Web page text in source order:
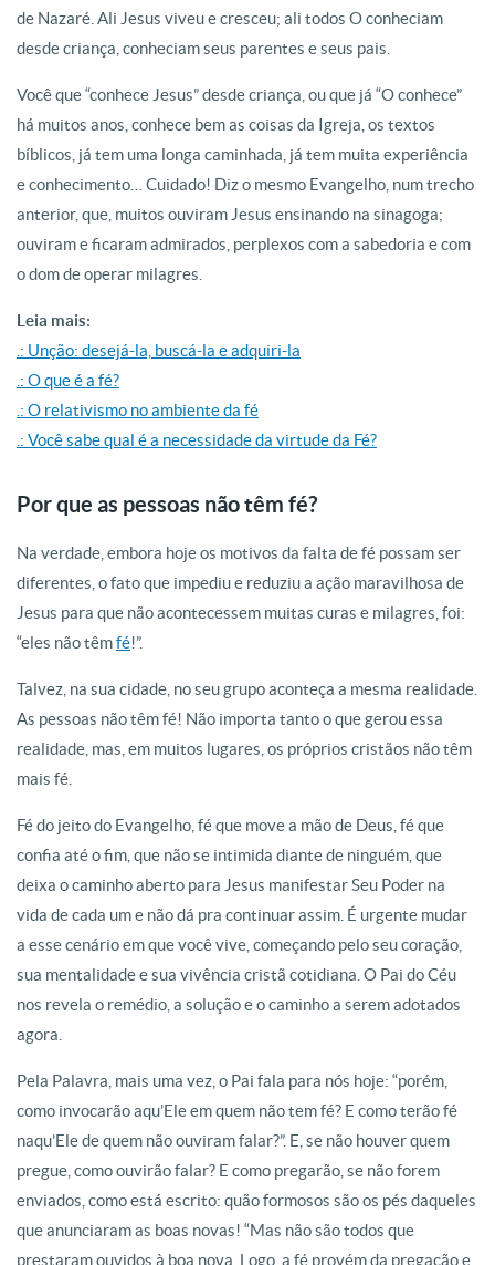
de Nazaré. Ali Jesus viveu e cresceu; ali todos O conheciam
desde criança, conheciam seus parentes e seus pais.
Você que “conhece Jesus” desde criança, ou que já “O conhece”
há muitos anos, conhece bem as coisas da Igreja, os textos
bíblicos, já tem uma longa caminhada, já tem muita experiência
e conhecimento… Cuidado! Diz o mesmo Evangelho, num trecho
anterior, que, muitos ouviram Jesus ensinando na sinagoga;
ouviram e ficaram admirados, perplexos com a sabedoria e com
o dom de operar milagres.
Leia mais:
.: Unção: desejá-la, buscá-la e adquiri-la
.: O que é a fé?
.: O relativismo no ambiente da fé
.: Você sabe qual é a necessidade da virtude da Fé?
Por que as pessoas não têm fé?
Na verdade, embora hoje os motivos da falta de fé possam ser
diferentes, o fato que impediu e reduziu a ação maravilhosa de
Jesus para que não acontecessem muitas curas e milagres, foi:
“eles não têmfé!”.
Talvez, na sua cidade, no seu grupo aconteça a mesma realidade.
As pessoas não têm fé! Não importa tanto o que gerou essa
realidade, mas, em muitos lugares, os próprios cristãos não têm
mais fé.
Fé do jeito do Evangelho, fé que move a mão de Deus, fé que
confia até o fim, que não se intimida diante de ninguém, que
deixa o caminho aberto para Jesus manifestar Seu Poder na
vida de cada um e não dá pra continuar assim. É urgente mudar
a esse cenário em que você vive, começando pelo seu coração,
sua mentalidade e sua vivência cristã cotidiana. O Pai do Céu
nos revela o remédio, a solução e o caminho a serem adotados
agora.
Pela Palavra, mais uma vez, o Pai fala para nós hoje: “porém,
como invocarão aqu’Ele em quem não tem fé? E como terão fé
naqu’Ele de quem não ouviram falar?”. E, se não houver quem
pregue, como ouvirão falar? E como pregarão, se não forem
enviados, como está escrito: quão formosos são os pés daqueles
que anunciaram as boas novas! “Mas não são todos que
prestaram ouvidos à boa nova. Logo, a fé provém da pregação e